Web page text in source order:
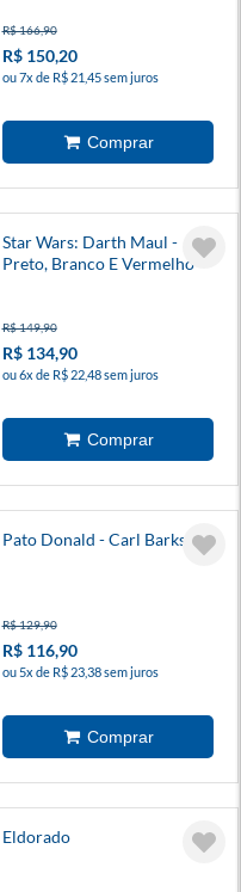
R$ 166,90
R$ 150,20
ou 7x de R$ 21,45 sem juros
Star Wars: Darth Maul -
Preto, Branco E Vermelho
R$ 149,90
R$ 134,90
ou 6x de R$ 22,48 sem juros
Pato Donald - Carl Barks 20
R$ 129,90
R$ 116,90
ou 5x de R$ 23,38 sem juros
Eldorado